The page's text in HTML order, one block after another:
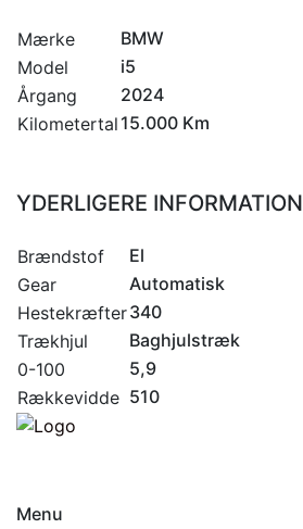
Mærke
BMW
Model
i5
Årgang
2024
Kilometertal 15.000 Km
YDERLIGERE INFORMATION
Brændstof
El
Gear
Automatisk
Hestekræfter340
Trækhjul
Baghjulstræk
0-100
5,9
Rækkevidde 510
Menu